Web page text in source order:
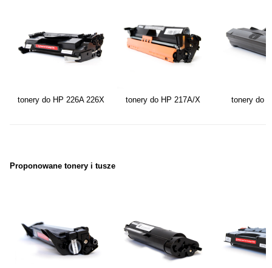
tonery do HP 226A 226X tonery do HP 217A/X tonery do
Proponowane tonery i tusze